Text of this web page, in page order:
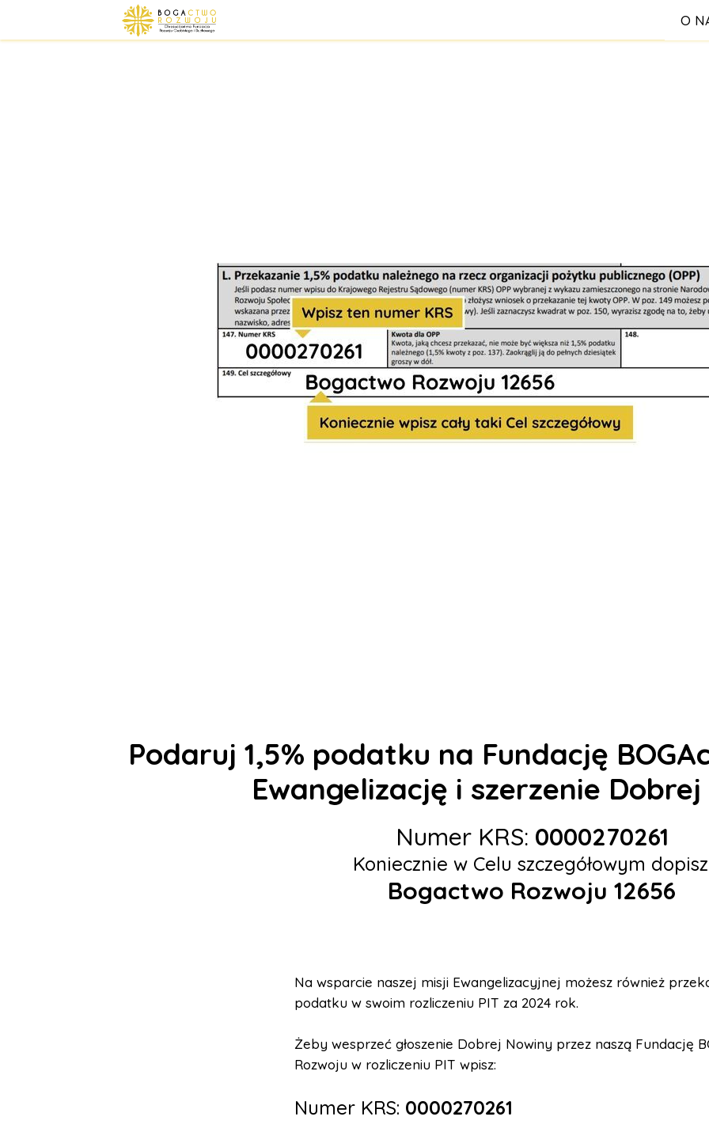
O
Podaruj 1,5% podatku na Fundację
Ewangelizację i szerzenie
Numer KRS: 0000270261
Koniecznie w Celu szczegółowym
Bogactwo Rozwoju 12656
Na wsparcie naszej misji Ewangelizacyjnej możesz również
podatku w swoim rozliczeniu PIT za 2024 rok.
Żeby wesprzeć głoszenie Dobrej Nowiny przez naszą Fundację
Rozwoju w rozliczeniu PIT wpisz:
Numer KRS: 0000270261